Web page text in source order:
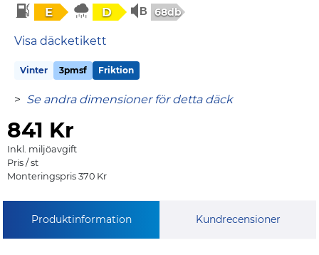
E D 68db
Visa däcketikett
Vinter 3pmsf Friktion
> Se andra dimensioner för detta däck
841 Kr
Inkl. miljöavgift
Pris / st
Monteringspris 370 Kr
Produktinformation Kundrecensioner